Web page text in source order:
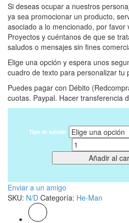
Si deseas ocupar a nuestros
ya sea promocionar un producto,
asociado a lo mencionado, por favor
Proyectos y cuéntanos de que se
saludos o mensajes sin fines
Elige una opción y espera unos
cuadro de texto para personalizar tu
Puedes pagar con Débito
cuotas. Paypal. Hacer transferencia
Tipo de saludo
Cantidad
Añadir al
Enviar a un amigo
SKU: N/D Categoría: He-Man